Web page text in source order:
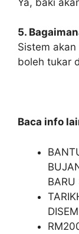
5.
Sistem
boleh tukar
Baca info
BARU